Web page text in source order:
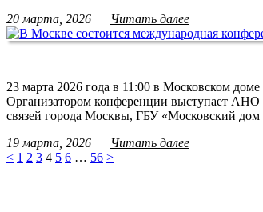
20 марта, 2026
Читать далее
23 марта 2026 года в 11:00 в Московском
Организатором конференции выступает
связей города Москвы, ГБУ «Московский
19 марта, 2026
Читать далее
< 1 2 3 4 5 6 … 56 >